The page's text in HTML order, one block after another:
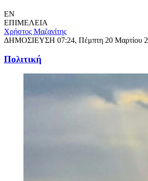
EN
ΕΠΙΜΕΛΕΙΑ
Χρήστος Μαζανίτης
ΔΗΜΟΣΙΕΥΣΗ 07:24, Πέμπτη 20 Μαρτίου
Πολιτική